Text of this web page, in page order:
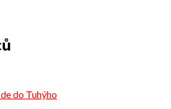
do Tuhýho